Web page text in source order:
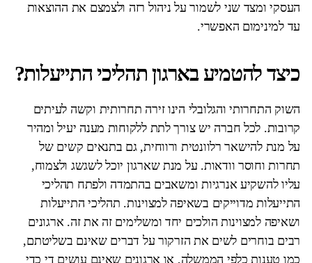
העסקי ומצד שני לשמור על ניהול רזה ולצמצם את ההוצאות
עד למינימום האפשרי.
כיצד להטמיע בארגון תהליכי התייעלות?
השוק התחרותי והגלובלי הינו זירה תחרותית וקשה לעיתים
קרובות. לכל חברה יש צורך לתת ללקוחות מענה יעיל ומהיר
על מנת להישאר רלוונטית ורווחית, גם בתנאים קשים של
תחרות וחוסר וודאות. על מנת שארגון יוכל לשגשג ולצמוח,
עליו להשקיע אנרגיות ומשאבים בהתמדה ולפתח תהליכי
התייעלות מדוייקים בשאיפה למצוינות. תהליכי התייעלות
ושאיפה למצוינות הולכים יחד ומשלימים זה את זה. ארגונים
רבים בוחרים לשים את הזרקור על דברים שאינם בשליטתם,
כמו טענות כלפי הממשלה, או ארגונים שאינם עושים די כדי